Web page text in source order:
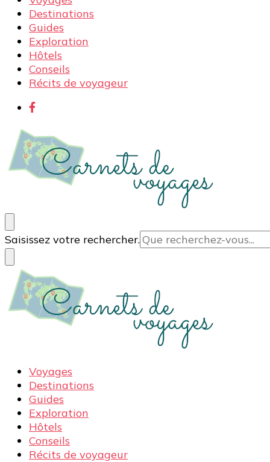
Destinations
Guides
Exploration
Hôtels
Conseils
Récits de voyageur
Carnets de voyages
Blog voyage à la découverte du monde, des idées
Vous
recherchiez
quelque
chose ?
Saisissez votre rechercher.
Carnets de voyages
Blog voyage à la découverte du monde, des idées
Voyages
Destinations
Guides
Exploration
Hôtels
Conseils
Récits de voyageur